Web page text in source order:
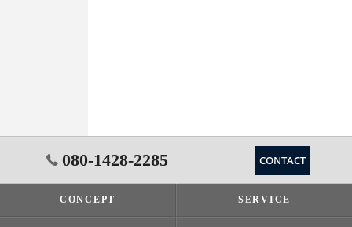
080-1428-2285 CONTACT
CONCEPT SERVICE